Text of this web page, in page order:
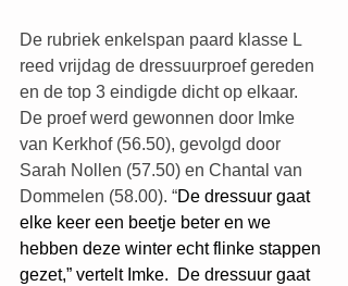
De rubriek enkelspan paard klasse L
reed vrijdag de dressuurproef gereden
en de top 3 eindigde dicht op elkaar.
De proef werd gewonnen door Imke
van Kerkhof (56.50), gevolgd door
Sarah Nollen (57.50) en Chantal van
Dommelen (58.00). “De dressuur gaat
elke keer een beetje beter en we
hebben deze winter echt flinke stappen
gezet,” vertelt Imke.  De dressuur gaat